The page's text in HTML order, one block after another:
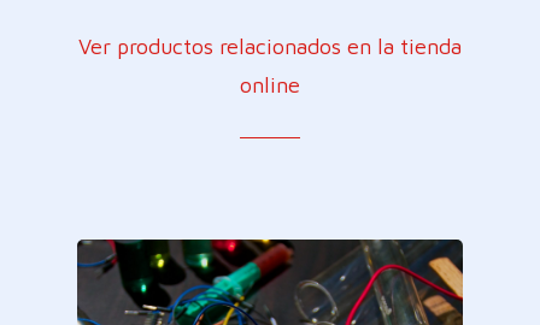
Ver productos relacionados en la tienda
online